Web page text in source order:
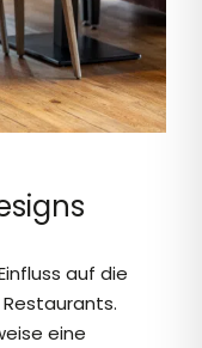
auf die
eine